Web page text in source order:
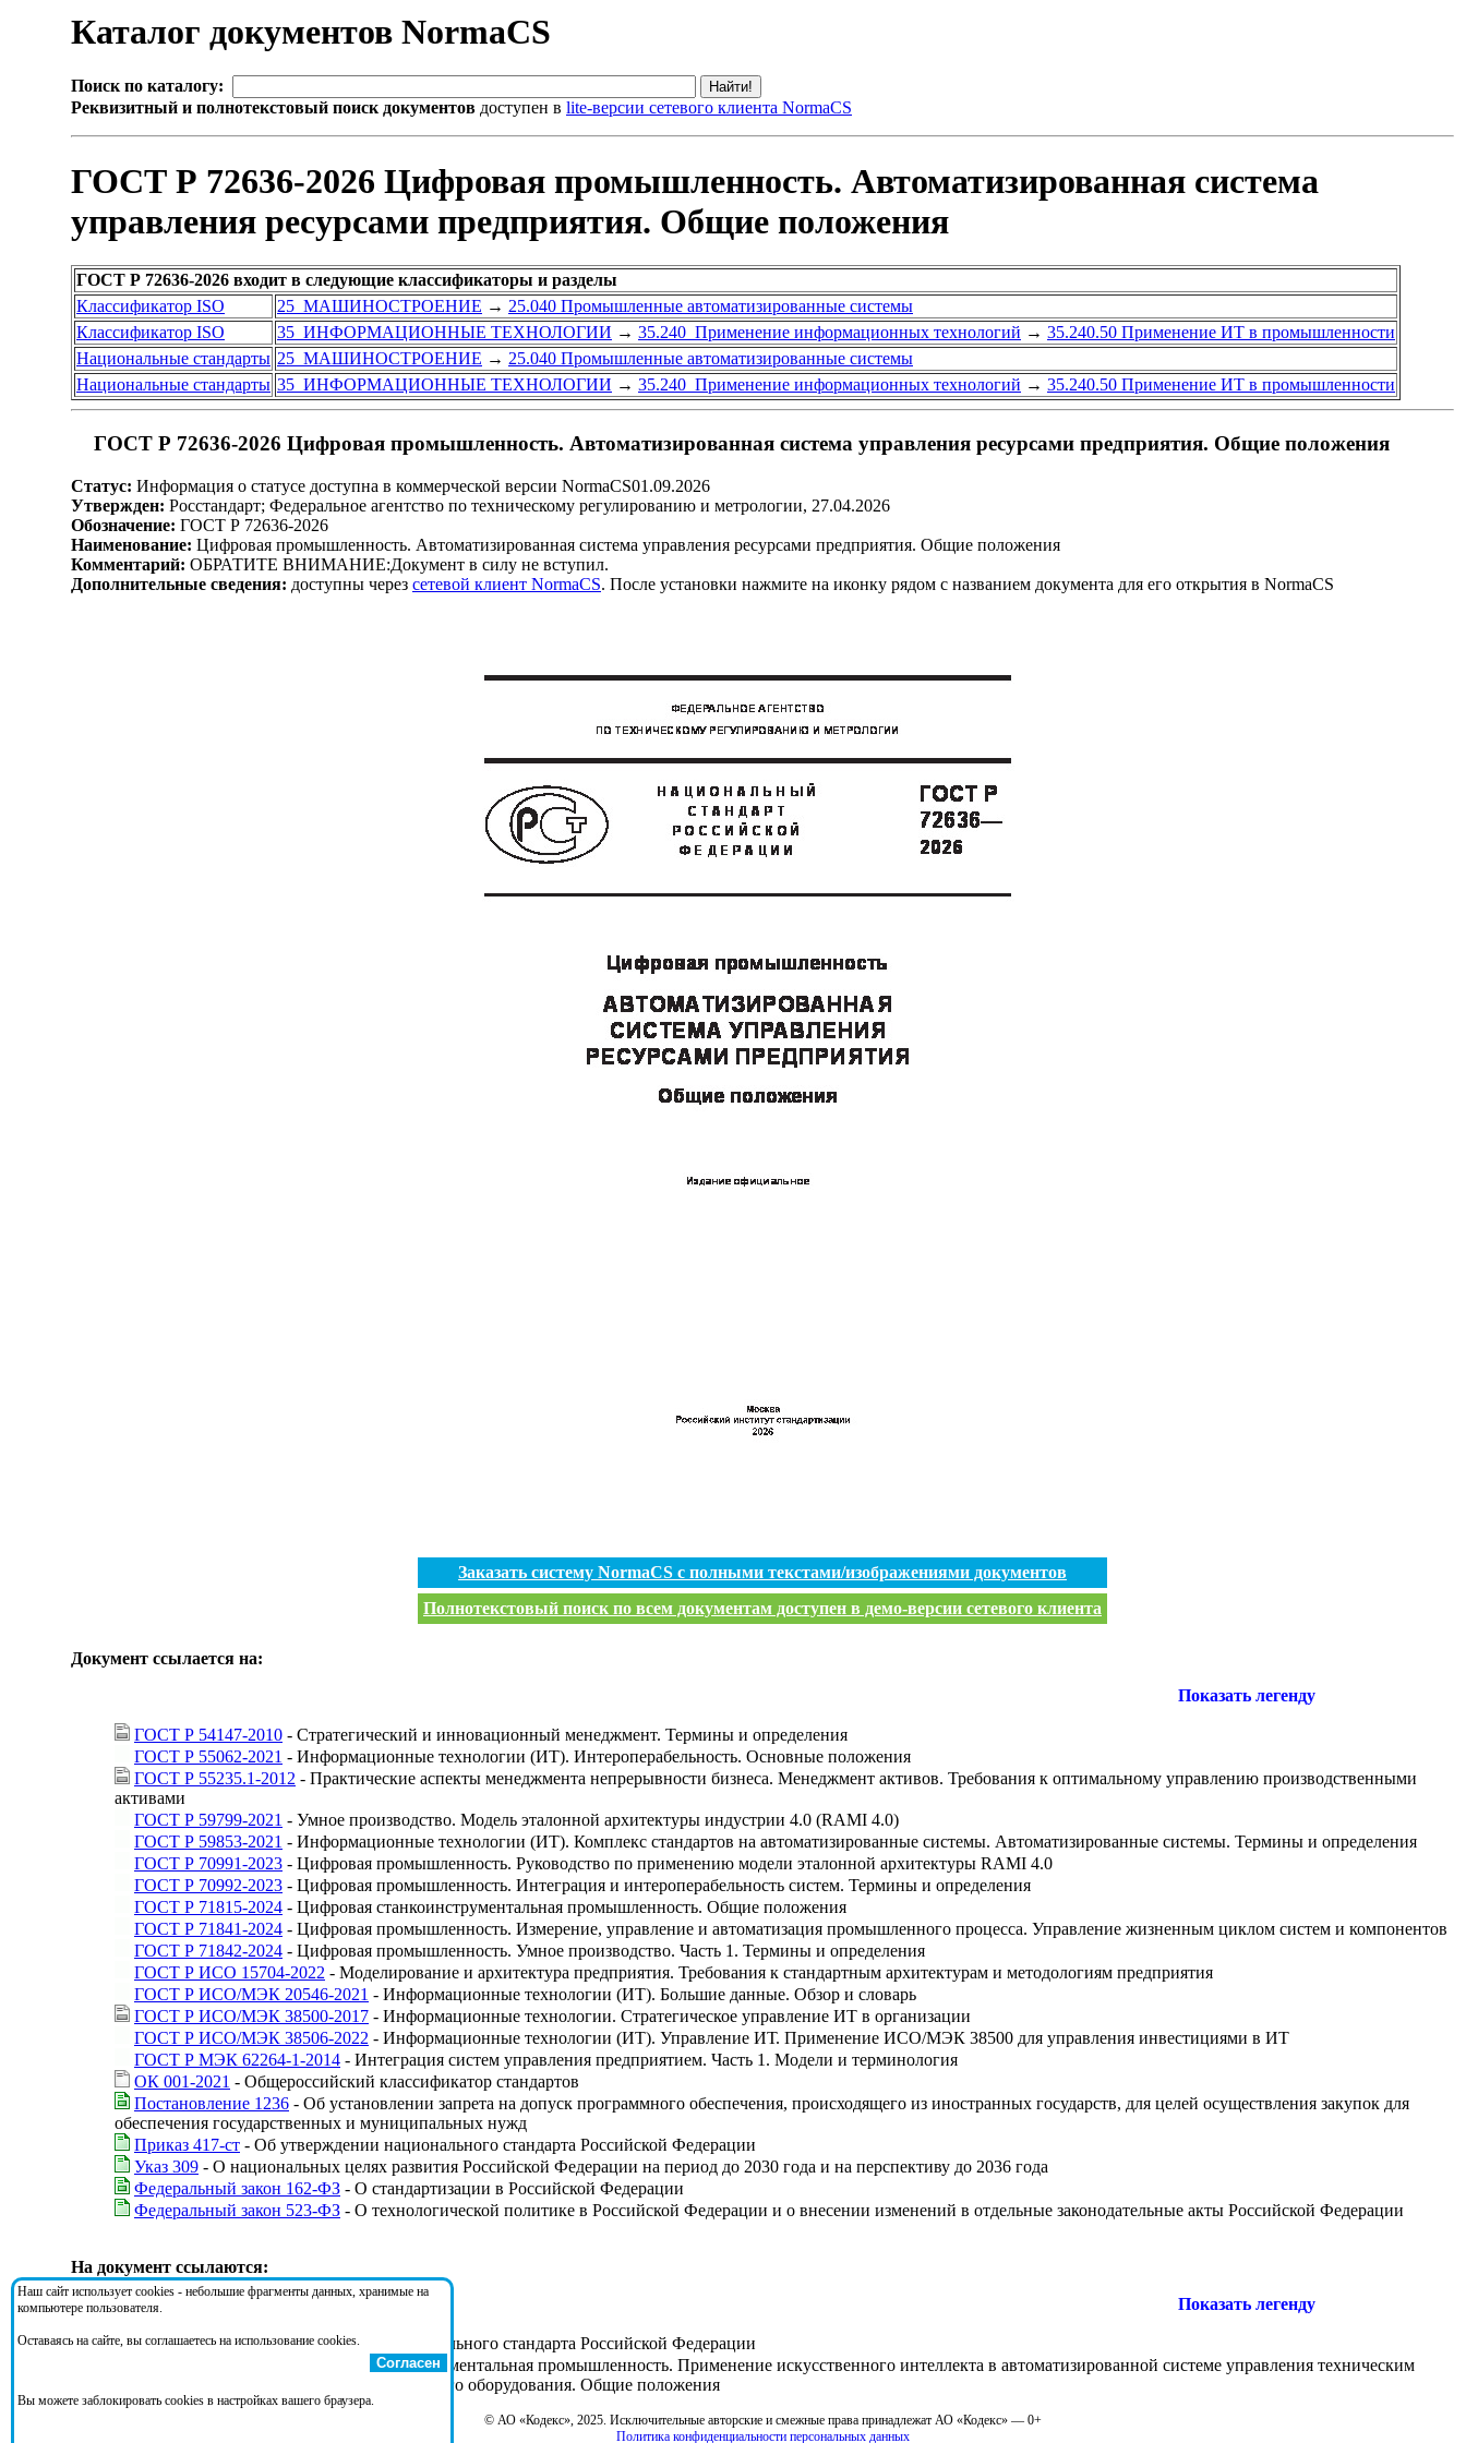
Каталог документов NormaCS
Поиск по каталогу:
Реквизитный и полнотекстовый поиск документов доступен в lite-версии сетевого клиента NormaCS
ГОСТ Р 72636-2026 Цифровая промышленность. Автоматизированная система
управления ресурсами предприятия. Общие положения
ГОСТ Р 72636-2026 входит в следующие классификаторы и разделы
Классификатор ISO
25 МАШИНОСТРОЕНИЕ → 25.040 Промышленные автоматизированные системы
Классификатор ISO
35 ИНФОРМАЦИОННЫЕ ТЕХНОЛОГИИ → 35.240 Применение информационных технологий → 35.240.50 Применение ИТ в промышленности
Национальные стандарты 25 МАШИНОСТРОЕНИЕ → 25.040 Промышленные автоматизированные системы
Национальные стандарты 35 ИНФОРМАЦИОННЫЕ ТЕХНОЛОГИИ → 35.240 Применение информационных технологий → 35.240.50 Применение ИТ в промышленности
ГОСТ Р 72636-2026 Цифровая промышленность. Автоматизированная система управления ресурсами предприятия. Общие положения
Статус: Информация о статусе доступна в коммерческой версии NormaCS01.09.2026
Утвержден: Росстандарт; Федеральное агентство по техническому регулированию и метрологии, 27.04.2026
Обозначение: ГОСТ Р 72636-2026
Наименование: Цифровая промышленность. Автоматизированная система управления ресурсами предприятия. Общие положения
Комментарий: ОБРАТИТЕ ВНИМАНИЕ:Документ в силу не вступил.
Дополнительные сведения: доступны через сетевой клиент NormaCS. После установки нажмите на иконку рядом с названием документа для его открытия в NormaCS
Заказать систему NormaCS с полными текстами/изображениями документов
Полнотекстовый поиск по всем документам доступен в демо-версии сетевого клиента
Документ ссылается на:
Показать легенду
ГОСТ Р 54147-2010 - Стратегический и инновационный менеджмент. Термины и определения
ГОСТ Р 55062-2021 - Информационные технологии (ИТ). Интероперабельность. Основные положения
ГОСТ Р 55235.1-2012 - Практические аспекты менеджмента непрерывности бизнеса. Менеджмент активов. Требования к оптимальному управлению производственными
активами
ГОСТ Р 59799-2021 - Умное производство. Модель эталонной архитектуры индустрии 4.0 (RAMI 4.0)
ГОСТ Р 59853-2021 - Информационные технологии (ИТ). Комплекс стандартов на автоматизированные системы. Автоматизированные системы. Термины и определения
ГОСТ Р 70991-2023 - Цифровая промышленность. Руководство по применению модели эталонной архитектуры RAMI 4.0
ГОСТ Р 70992-2023 - Цифровая промышленность. Интеграция и интероперабельность систем. Термины и определения
ГОСТ Р 71815-2024 - Цифровая станкоинструментальная промышленность. Общие положения
ГОСТ Р 71841-2024 - Цифровая промышленность. Измерение, управление и автоматизация промышленного процесса. Управление жизненным циклом систем и компонентов
ГОСТ Р 71842-2024 - Цифровая промышленность. Умное производство. Часть 1. Термины и определения
ГОСТ Р ИСО 15704-2022 - Моделирование и архитектура предприятия. Требования к стандартным архитектурам и методологиям предприятия
ГОСТ Р ИСО/МЭК 20546-2021 - Информационные технологии (ИТ). Большие данные. Обзор и словарь
ГОСТ Р ИСО/МЭК 38500-2017 - Информационные технологии. Стратегическое управление ИТ в организации
ГОСТ Р ИСО/МЭК 38506-2022 - Информационные технологии (ИТ). Управление ИТ. Применение ИСО/МЭК 38500 для управления инвестициями в ИТ
ГОСТ Р МЭК 62264-1-2014 - Интеграция систем управления предприятием. Часть 1. Модели и терминология
ОК 001-2021 - Общероссийский классификатор стандартов
Постановление 1236 - Об установлении запрета на допуск программного обеспечения, происходящего из иностранных государств, для целей осуществления закупок для
обеспечения государственных и муниципальных нужд
Приказ 417-ст - Об утверждении национального стандарта Российской Федерации
Указ 309 - О национальных целях развития Российской Федерации на период до 2030 года и на перспективу до 2036 года
Федеральный закон 162-ФЗ - О стандартизации в Российской Федерации
Федеральный закон 523-ФЗ - О технологической политике в Российской Федерации и о внесении изменений в отдельные законодательные акты Российской Федерации
На документ ссылаются:
Показать легенду
Приказ 417-ст- Об утверждении национального стандарта Российской Федерации
- Цифровая станкоинструментальная промышленность. Применение искусственного интеллекта в автоматизированной системе управления техническим
обслуживанием и ремонтом технологического оборудования. Общие положения
© АО «Кодекс», 2025. Исключительные авторские и смежные права принадлежат АО «Кодекс» — 0+
Политика конфиденциальности персональных данных
Наш сайт использует cookies - небольшие фрагменты данных, хранимые на
компьютере пользователя.
Оставаясь на сайте, вы соглашаетесь на использование cookies.
Согласен
Вы можете заблокировать cookies в настройках вашего браузера.